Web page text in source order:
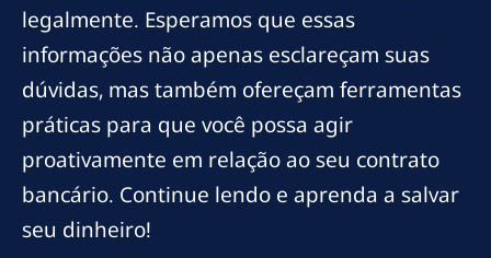
legalmente. Esperamos que essas
informações não apenas esclareçam suas
dúvidas, mas também ofereçam ferramentas
práticas para que você possa agir
proativamente em relação ao seu contrato
bancário. Continue lendo e aprenda a salvar
seu dinheiro!